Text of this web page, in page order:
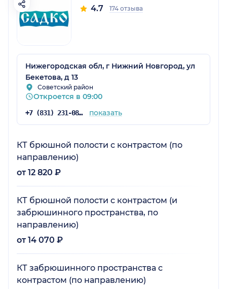
4.7 174 отзыва
Нижегородская обл, г Нижний Новгород, ул
Бекетова, д 13
Советский район
Откроется в 09:00
+7 (831) 231-08-16 показать
КТ брюшной полости с контрастом (по
направлению)
от 12 820 ₽
КТ брюшной полости с контрастом (и
забрюшинного пространства, по
направлению)
от 14 070 ₽
КТ забрюшинного пространства с
контрастом (по направлению)